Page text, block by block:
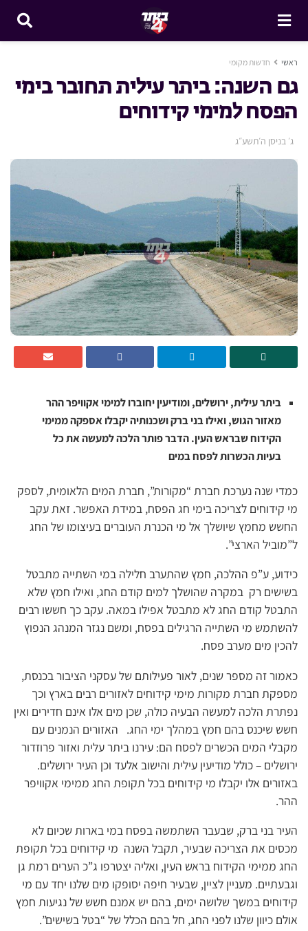
ראשי חדשות מקומי
גם השנה: ביתר עילית תחובר בימי
הפסח למימי קידוחים
ג׳ בניסן ה׳תשע״ג
ביתר עילית, ירושלים, ומודיעין יחוברו למימי אקוויפר ההר
מאזור הגוש, ואילו בני ברק ושכנותיה יקבלו אספקה ממימי
הקידוח שבראש העין. הדבר פותר הלכה למעשה את כל
בעיות הכשרות לפסח במים
כמדי שנה נערכת חברת “מקורות”, חברת המים הלאומית, לספק
מי קידוחים לצריכה בימי חג הפסח, במידת האפשר. זאת עקב
החשש מחמץ שיושלך אל מי הכנרת העוברים בעיצומו של החג
ל”מוביל הארצי”.
כידוע, ע”פ ההלכה, חמץ שהתערב חלילה במי השתייה מתבטל
בשישים רק במקרה שהושלך למים קודם החג, ואילו חמץ שלא
התבטל קודם החג לא מתבטל אפילו במאה. עקב כך חששו רבים
להשתמש מי השתייה הרגילים בפסח, ומשם נגזר המנהג הנפוץ
להכין מים מערב פסח.
כאמור זה מספר שנים, לאור פעילותם של עסקני הציבור בכנסת,
מספקת חברת מקורות מימי קידוחים לאזורים רבים בארץ וכך
נפתרת הלכה למעשה הבעיה כולה, שכן מים אלו אינם חדירים ואין
חשש שיכנס בהם חמץ במהלך ימי החג. האזורים הנמנים עם
מקבלי המים הכשרים לפסח הם: עירנו ביתר עלית ואזור פרוזדור
ירושלים – כולל מודיעין עילית והישוב אלעד וכן העיר ירושלים.
באזורים אלו יקבלו מי קידוחים בכל תקופת החג ממימי אקוויפר
ההר.
העיר בני ברק, שבעבר השתמשה בפסח במי בארות שכיום לא
מכסים את הצריכה שבעיר, תקבל השנה מי קידוחים בכל תקופת
החג ממימי הקידוח בראש העין, ואליה יצטרפו ג”כ הערים רמת גן
וגבעתיים. מעניין לציין, שבעיר חיפה יסופקו מים שלנו יחד עם מי
קידוחים במשך שלושה ימים, בהם יש אמנם חשש של נגיעות חמץ
אולם כיוון שלנו לפני החג, חל בהם הכלל של “בטל בשישים”.